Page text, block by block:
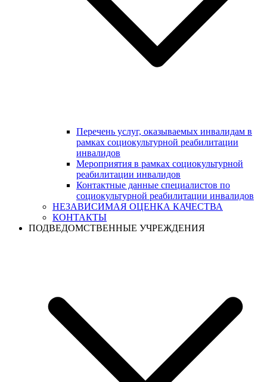
Перечень услуг, оказываемых инвалидам в
рамках социокультурной реабилитации
инвалидов
Мероприятия в рамках социокультурной
реабилитации инвалидов
Контактные данные специалистов по
социокультурной реабилитации инвалидов
НЕЗАВИСИМАЯ ОЦЕНКА КАЧЕСТВА
КОНТАКТЫ
ПОДВЕДОМСТВЕННЫЕ УЧРЕЖДЕНИЯ